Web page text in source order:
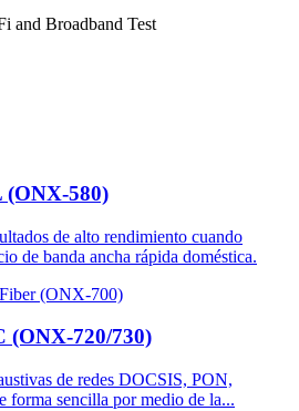
(ONX-580)
de alto rendimiento cuando
de banda ancha rápida doméstica.
(ONX-720/730)
de redes DOCSIS, PON,
forma sencilla por medio de la...